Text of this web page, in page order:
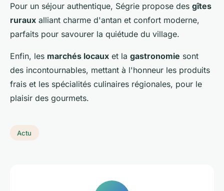
Pour un séjour authentique, Ségrie propose des gîtes
ruraux alliant charme d'antan et confort moderne,
parfaits pour savourer la quiétude du village.
Enfin, les marchés locaux et la gastronomie sont
des incontournables, mettant à l'honneur les produits
frais et les spécialités culinaires régionales, pour le
plaisir des gourmets.
Actu